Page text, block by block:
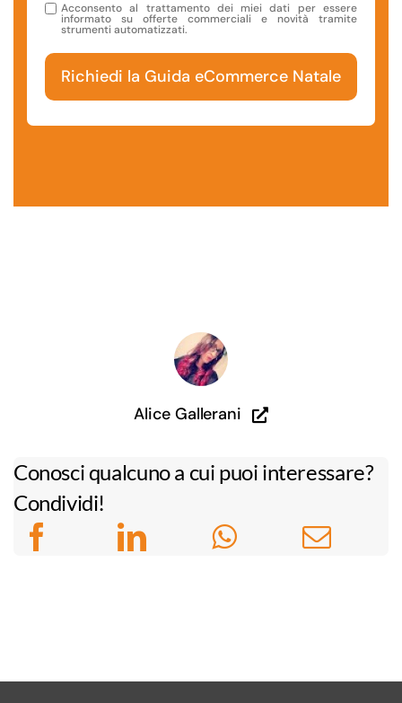
Acconsento al trattamento dei miei dati per essere
informato su offerte commerciali e novità tramite
strumenti automatizzati.
Richiedi la Guida eCommerce Natale
Alice Gallerani
Conosci qualcuno a cui puoi interessare?
Condividi!